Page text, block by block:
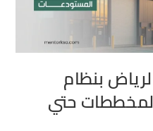
بنظام
حتي